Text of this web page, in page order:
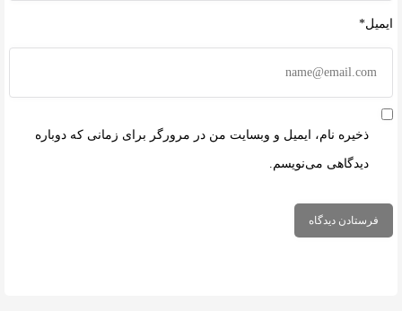
ایمیل*
ذخیره نام، ایمیل و وبسایت من در مرورگر برای زمانی که دوباره
دیدگاهی می‌نویسم.